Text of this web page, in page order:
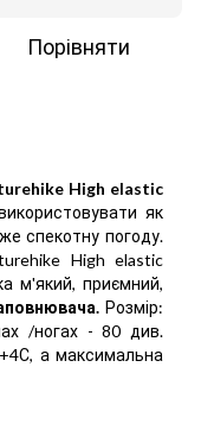
Порівняти
High elastic
як
спекотну погоду.
High elastic
м'який, приємний,
Розмір:
/ногах - 80 див.
а максимальна